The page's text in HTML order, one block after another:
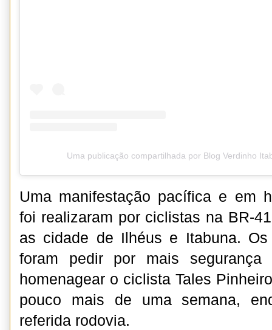
Uma publicação compartilhada por Blog Verdinho
Uma manifestação pacífica e em
foi realizaram por ciclistas na BR-
as cidade de Ilhéus e Itabuna.
foram pedir por mais
homenagear o ciclista Tales
pouco mais de uma semana,
referida rodovia.